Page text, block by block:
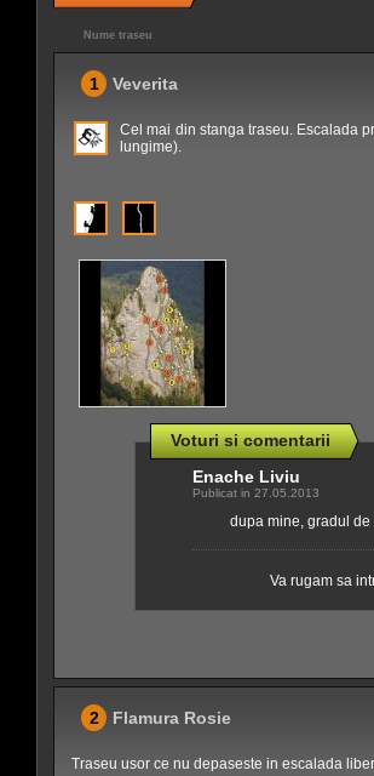
Nume traseu
1 Veverita
Cel mai din stanga traseu. Escalada
lungime).
Voturi si comentarii
Enache Liviu
Publicat in 27.05.2013
dupa mine, gradul
Va rugam sa
2 Flamura Rosie
Traseu usor ce nu depaseste in escalada